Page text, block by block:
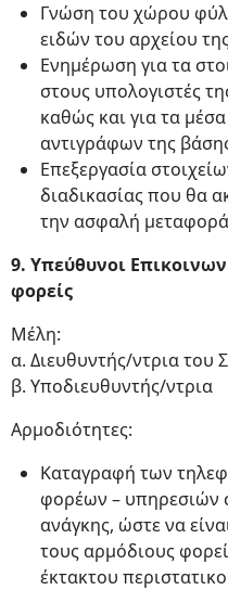
Γνώση του χώρου
ειδών του αρχείου
Ενημέρωση για τα
στους υπολογιστές
καθώς και για τα
αντιγράφων της
Επεξεργασία
διαδικασίας που θα
την ασφαλή
9. Υπεύθυνοι
φορείς
Μέλη:
α. Διευθυντής/ντρια του
β. Υποδιευθυντής/ντρια
Αρμοδιότητες:
Καταγραφή των
φορέων – υπηρεσιών
ανάγκης, ώστε να
τους αρμόδιους
έκτακτου